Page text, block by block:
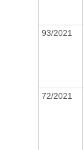
93/2021
72/2021